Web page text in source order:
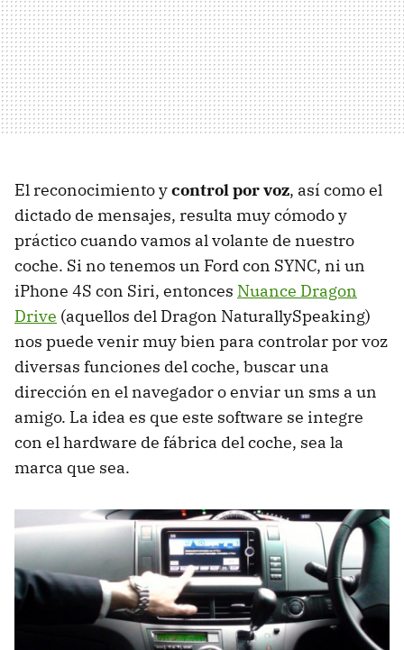
El reconocimiento ycontrol por voz, así como el
dictado de mensajes, resulta muy cómodo y
práctico cuando vamos al volante de nuestro
coche. Si no tenemos un Ford con SYNC, ni un
iPhone 4S con Siri, entonces Nuance Dragon
Drive (aquellos del Dragon NaturallySpeaking)
nos puede venir muy bien para controlar por voz
diversas funciones del coche, buscar una
dirección en el navegador o enviar un sms a un
amigo. La idea es que este software se integre
con el hardware de fábrica del coche, sea la
marca que sea.